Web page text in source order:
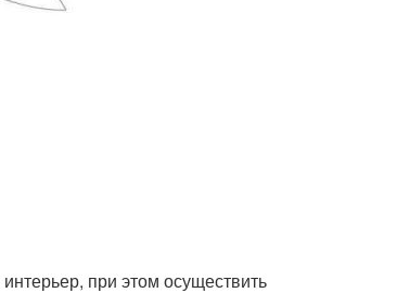
при этом осуществить